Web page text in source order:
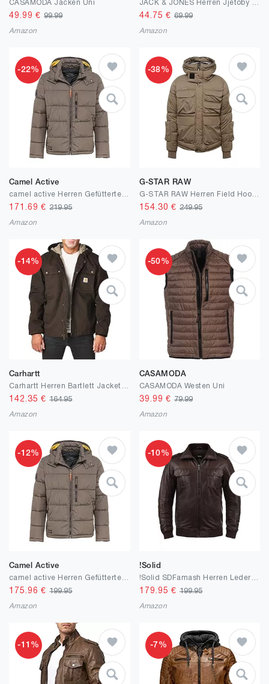
CASAMODA Jacken Uni
49.99 €99.99
Amazon
44.75 € 69.99
Amazon
-22%
Camel Active
171.69 €219.95
Amazon
-38%
G-STAR RAW
154.30 € 249.95
Amazon
-14%
Carhartt
142.35 €164.95
Amazon
-50%
CASAMODA
CASAMODA Westen Uni
39.99 € 79.99
Amazon
-12%
Camel Active
175.96 €199.95
Amazon
-10%
!Solid
!Solid SDFamash Herren Lederjacke Bikerjacke Echtleder mit Stehkragen
179.95 € 199.95
Amazon
-11% -7%